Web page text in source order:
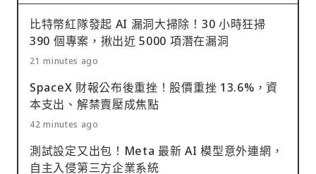
比特幣紅隊發起 AI 漏洞大掃除！30 小時狂掃
390 個專案，揪出近 5000 項潛在漏洞
21 minutes ago
SpaceX 財報公布後重挫！股價重挫 13.6%，資
本支出、解禁賣壓成焦點
42 minutes ago
測試設定又出包！Meta 最新 AI 模型意外連網，
自主入侵第三方企業系統